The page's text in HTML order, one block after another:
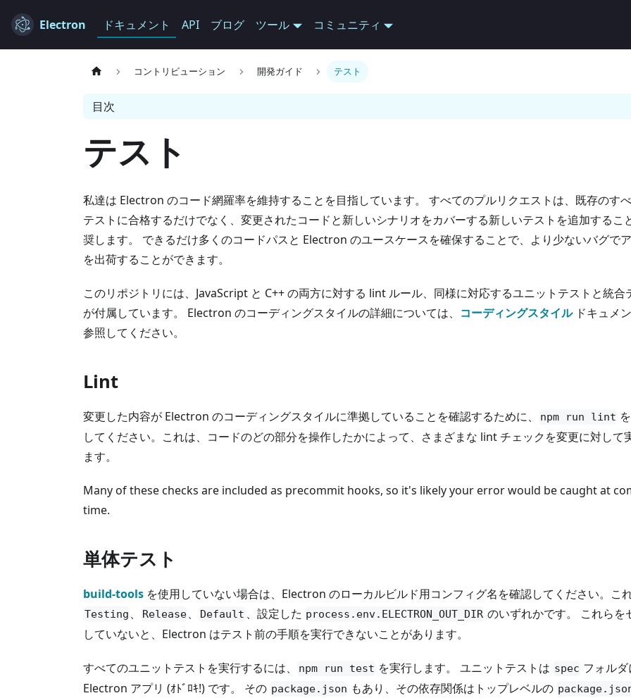
Electron ドキュメント API ブログ ツール コミュニティ
コントリビューション 開発ガイド テスト
目次
テスト
私達は Electron のコード網羅率を維持することを目指しています。 すべてのプルリクエストは、既存のす
テストに合格するだけでなく、変更されたコードと新しいシナリオをカバーする新しいテストを追加するこ
奨します。 できるだけ多くのコードパスと Electron のユースケースを確保することで、より少ないバグで
を出荷することができます。
このリポジトリには、JavaScript と C++ の両方に対する lint ルール、同様に対応するユニットテストと統合
が付属しています。 Electron のコーディングスタイルの詳細については、 コーディングスタイルドキュメ
参照してください。
Lint
変更した内容が Electron のコーディングスタイルに準拠していることを確認するために、 npm run lint
してください。これは、コードのどの部分を操作したかによって、さまざまな lint チェックを変更に対して
ます。
Many of these checks are included as precommit hooks, so it's likely your error would be caught at
time.
単体テスト
build-tools を使用していない場合は、Electron のローカルビルド用コンフィグ名を確認してください。これ
Testing 、 Release、 Default 、設定した process.env.ELECTRON_OUT_DIR のいずれかです。 これらを
していないと、Electron はテスト前の手順を実行できないことがあります。
すべてのユニットテストを実行するには、 npm run test を実行します。 ユニットテストは spec フォルダ
Electron アプリ (ｵﾄﾞﾛｷ!) です。 その package.json もあり、その依存関係はトップレベルの